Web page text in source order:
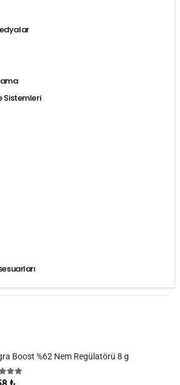
Sistemleri
Boost %62 Nem Regülatörü 8 g
5 üzerinden